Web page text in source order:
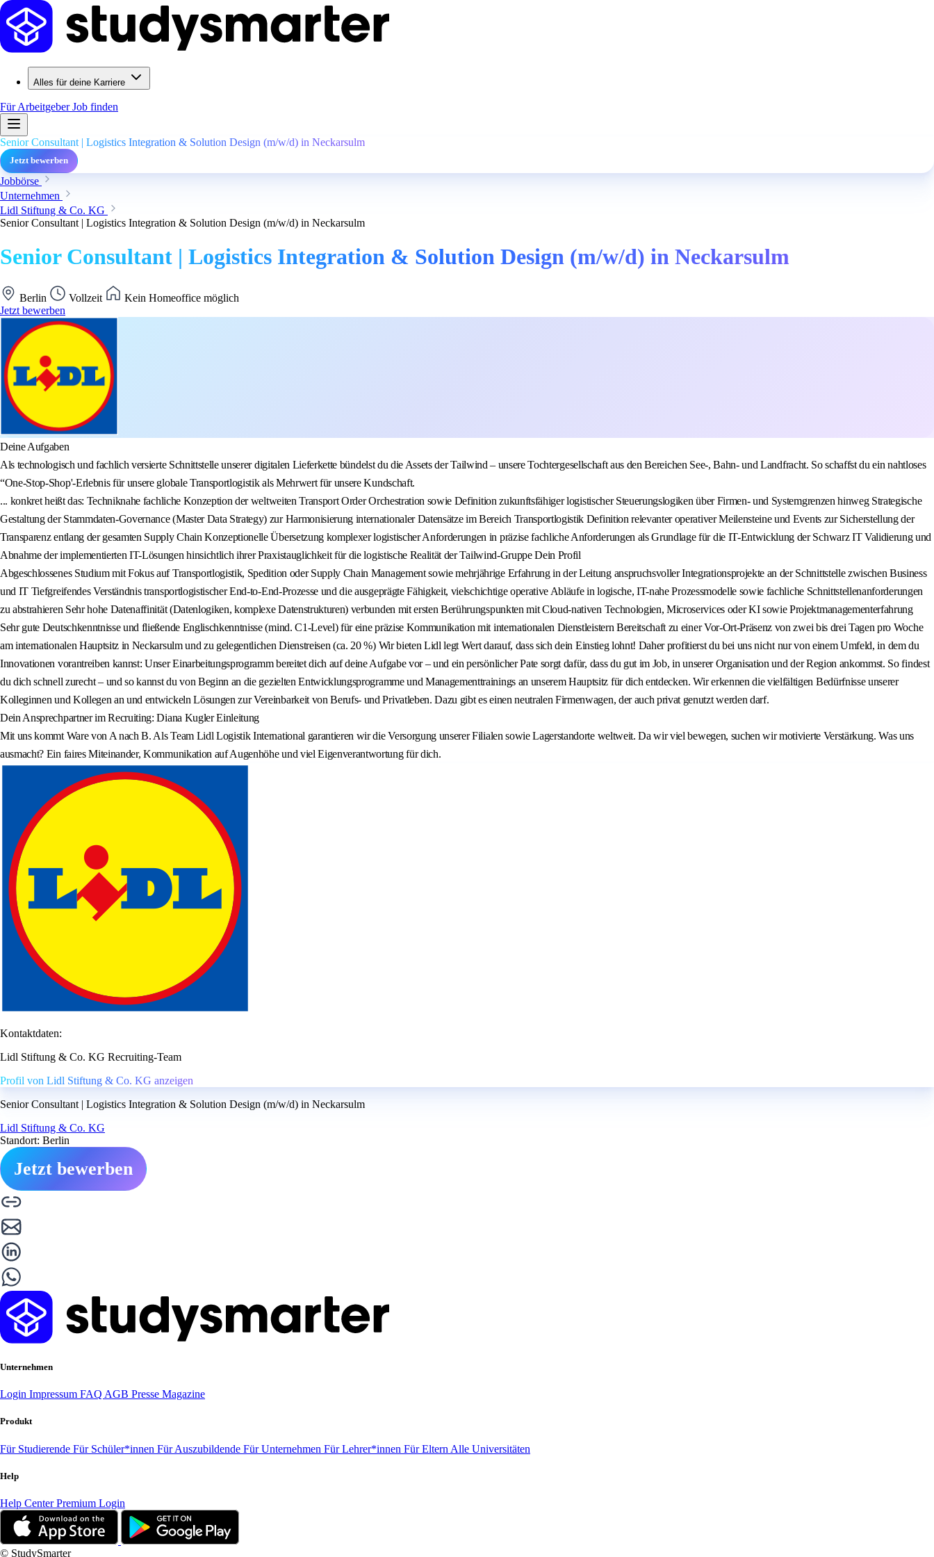
Alles für deine Karriere
Für ArbeitgeberJob finden
Senior Consultant | Logistics Integration & Solution Design (m/w/d) in Neckarsulm
Jetzt bewerben
Jobbörse
Unternehmen
Lidl Stiftung & Co. KG
Senior Consultant | Logistics Integration & Solution Design (m/w/d) in Neckarsulm
Senior Consultant | Logistics Integration & Solution Design (m/w/d) in Neckarsulm
Berlin Vollzeit
Kein Homeoffice möglich
Jetzt bewerben
Deine Aufgaben
Als technologisch und fachlich versierte Schnittstelle unserer digitalen Lieferkette bündelst du die Assets der Tailwind – unsere Tochtergesellschaft aus den Bereichen See-, Bahn- und Landfracht. So schaffst du ein nahtloses
“One-Stop-Shop'-Erlebnis für unsere globale Transportlogistik als Mehrwert für unsere Kundschaft.
... konkret heißt das: Techniknahe fachliche Konzeption der weltweiten Transport Order Orchestration sowie Definition zukunftsfähiger logistischer Steuerungslogiken über Firmen- und Systemgrenzen hinweg Strategische
Gestaltung der Stammdaten-Governance (Master Data Strategy) zur Harmonisierung internationaler Datensätze im Bereich Transportlogistik Definition relevanter operativer Meilensteine und Events zur Sicherstellung der
Transparenz entlang der gesamten Supply Chain Konzeptionelle Übersetzung komplexer logistischer Anforderungen in präzise fachliche Anforderungen als Grundlage für die IT-Entwicklung der Schwarz IT Validierung und
Abnahme der implementierten IT-Lösungen hinsichtlich ihrer Praxistauglichkeit für die logistische Realität der Tailwind-Gruppe Dein Profil
Abgeschlossenes Studium mit Fokus auf Transportlogistik, Spedition oder Supply Chain Management sowie mehrjährige Erfahrung in der Leitung anspruchsvoller Integrationsprojekte an der Schnittstelle zwischen Business
und IT Tiefgreifendes Verständnis transportlogistischer End-to-End-Prozesse und die ausgeprägte Fähigkeit, vielschichtige operative Abläufe in logische, IT-nahe Prozessmodelle sowie fachliche Schnittstellenanforderungen
zu abstrahieren Sehr hohe Datenaffinität (Datenlogiken, komplexe Datenstrukturen) verbunden mit ersten Berührungspunkten mit Cloud-nativen Technologien, Microservices oder KI sowie Projektmanagementerfahrung
Sehr gute Deutschkenntnisse und fließende Englischkenntnisse (mind. C1-Level) für eine präzise Kommunikation mit internationalen Dienstleistern Bereitschaft zu einer Vor-Ort-Präsenz von zwei bis drei Tagen pro Woche
am internationalen Hauptsitz in Neckarsulm und zu gelegentlichen Dienstreisen (ca. 20 %) Wir bieten Lidl legt Wert darauf, dass sich dein Einstieg lohnt! Daher profitierst du bei uns nicht nur von einem Umfeld, in dem du
Innovationen vorantreiben kannst: Unser Einarbeitungsprogramm bereitet dich auf deine Aufgabe vor – und ein persönlicher Pate sorgt dafür, dass du gut im Job, in unserer Organisation und der Region ankommst. So findest
du dich schnell zurecht – und so kannst du von Beginn an die gezielten Entwicklungsprogramme und Managementtrainings an unserem Hauptsitz für dich entdecken. Wir erkennen die vielfältigen Bedürfnisse unserer
Kolleginnen und Kollegen an und entwickeln Lösungen zur Vereinbarkeit von Berufs- und Privatleben. Dazu gibt es einen neutralen Firmenwagen, der auch privat genutzt werden darf.
Dein Ansprechpartner im Recruiting: Diana Kugler Einleitung
Mit uns kommt Ware von A nach B. Als Team Lidl Logistik International garantieren wir die Versorgung unserer Filialen sowie Lagerstandorte weltweit. Da wir viel bewegen, suchen wir motivierte Verstärkung. Was uns
ausmacht? Ein faires Miteinander, Kommunikation auf Augenhöhe und viel Eigenverantwortung für dich.
Kontaktdaten:
Lidl Stiftung & Co. KG Recruiting-Team
Profil von Lidl Stiftung & Co. KG anzeigen
Senior Consultant | Logistics Integration & Solution Design (m/w/d) in Neckarsulm
Lidl Stiftung & Co. KG
Standort: Berlin
Jetzt bewerben
Unternehmen
Login Impressum FAQ AGB Presse Magazine
Produkt
Für Studierende Für Schüler*innen Für Auszubildende Für Unternehmen Für Lehrer*innen Für Eltern Alle Universitäten
Help
Help CenterPremium Login
© StudySmarter